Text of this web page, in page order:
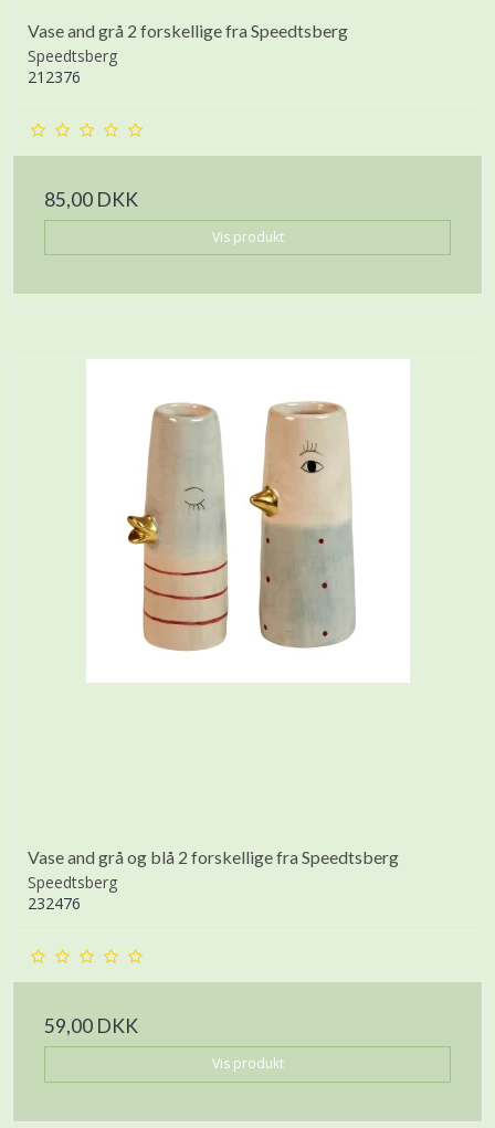
Vase and grå 2 forskellige fra Speedtsberg
Speedtsberg
212376
85,00 DKK
Vis produkt
Vase and grå og blå 2 forskellige fra Speedtsberg
Speedtsberg
232476
59,00 DKK
Vis produkt